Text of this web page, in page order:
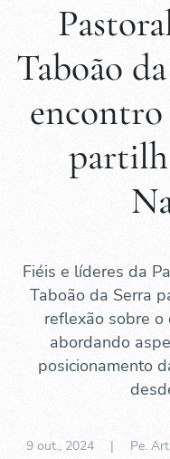
Taboão
encontro
Fiéis e líderes da
Taboão da Serra
reflexão sobre o
abordando
posicionamento
9 out., 2024 | Pe.